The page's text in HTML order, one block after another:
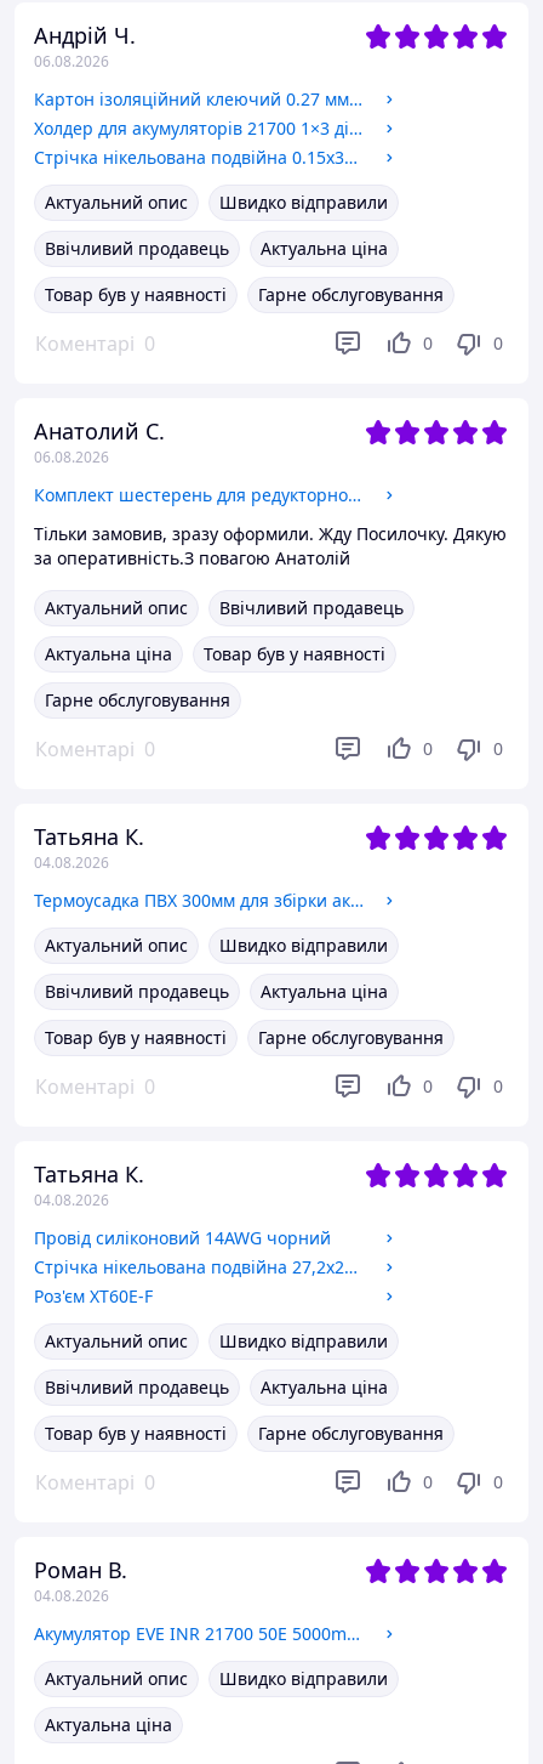
Андрій Ч.
06.08.2026
Картон ізоляційний клеючий 0.27 мм х 70 мм, 1 метр
Холдер для акумуляторів 21700 1×3 діаметр 21,3мм
Стрічка нікельована подвійна 0.15х30.5х22.5mm 10m 21700 без холдерна
Актуальний опис
Швидко відправили
Ввічливий продавець
Актуальна ціна
Товар був у наявності
Гарне обслуговування
Коментарі 0 0 0
Анатолий С.
06.08.2026
Комплект шестерень для редукторного мотор-колеса 350w 3 шт.(38 мм)
Тільки замовив, зразу оформили. Жду Посилочку. Дякую
за оперативність.З повагою Анатолій
Актуальний опис
Ввічливий продавець
Актуальна ціна
Товар був у наявності
Гарне обслуговування
Коментарі 0 0 0
Татьяна К.
04.08.2026
Термоусадка ПВХ 300мм для збірки акумуляторів.
Актуальний опис
Швидко відправили
Ввічливий продавець
Актуальна ціна
Товар був у наявності
Гарне обслуговування
Коментарі 0 0 0
Татьяна К.
04.08.2026
Провід силіконовий 14AWG чорний
Стрічка нікельована подвійна 27,2x20,2mm 10m 18650 холдерна
Роз'єм XT60E-F
Актуальний опис
Швидко відправили
Ввічливий продавець
Актуальна ціна
Товар був у наявності
Гарне обслуговування
Коментарі 0 0 0
Роман В.
04.08.2026
Акумулятор EVE INR 21700 50E 5000mAh 15A Оригінал Квітень 2026р.
Актуальний опис
Швидко відправили
Актуальна ціна